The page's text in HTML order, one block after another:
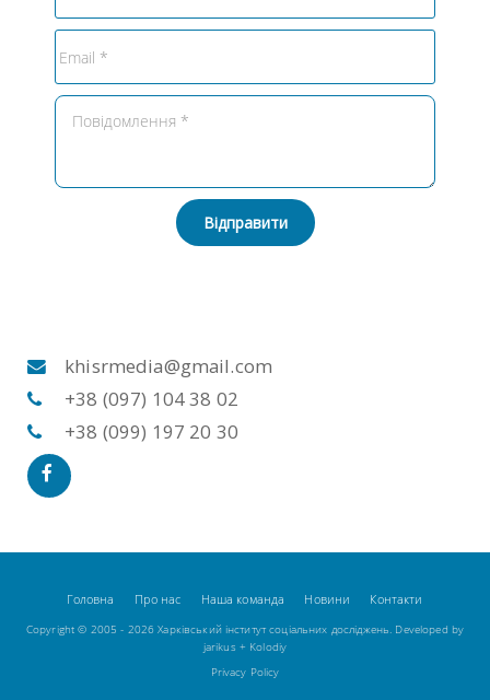
Відправити
khisrmedia@gmail.com
+38 (097) 104 38 02
+38 (099) 197 20 30
Головна Про нас Наша команда Новини Контакти
Copyright © 2005 - 2026 Харківський інститут соціальних досліджень. Developed by
jarikus+ Kolodiy
Privacy Policy